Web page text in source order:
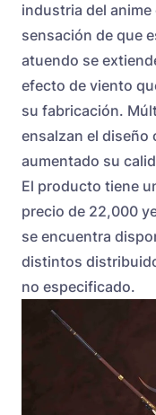
industria del anime
sensación de que
atuendo se
efecto de viento
su fabricación.
ensalzan el diseño
aumentado su
El producto tiene
precio de 22,000
se encuentra
distintos
no especificado.